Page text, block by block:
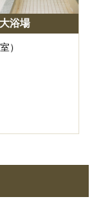
大浴場
）